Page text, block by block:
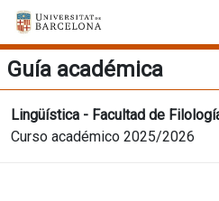
Guía académica
Lingüística - Facultad de
Curso académico 2025/2026